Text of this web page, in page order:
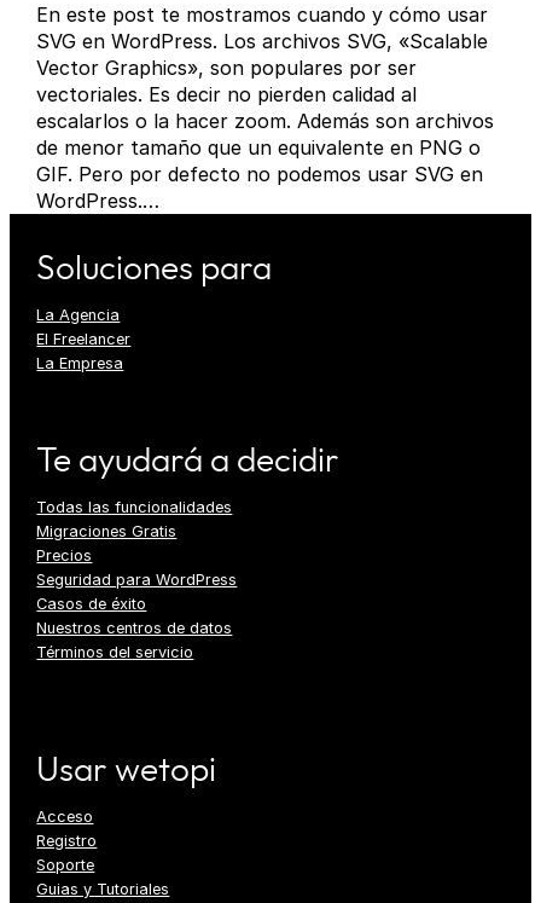
En este post te mostramos cuando y cómo usar
SVG en WordPress. Los archivos SVG, «Scalable
Vector Graphics», son populares por ser
vectoriales. Es decir no pierden calidad al
escalarlos o la hacer zoom. Además son archivos
de menor tamaño que un equivalente en PNG o
GIF. Pero por defecto no podemos usar SVG en
WordPress.…
Soluciones para
La Agencia
El Freelancer
La Empresa
Te ayudará a decidir
Todas las funcionalidades
Migraciones Gratis
Precios
Seguridad para WordPress
Casos de éxito
Nuestros centros de datos
Términos del servicio
Usar wetopi
Acceso
Registro
Soporte
Guias y Tutoriales